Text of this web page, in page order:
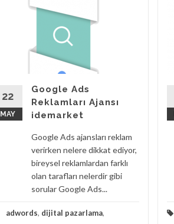
22
MAY
Google Ads
Reklamları Ajansı
idemarket
Google Ads ajansları reklam
verirken nelere dikkat ediyor,
bireysel reklamlardan farklı
olan tarafları nelerdir gibi
sorular Google Ads...
adwords, dijital pazarlama,